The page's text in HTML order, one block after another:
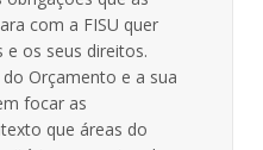
com a FISU quer
os seus direitos.
Orçamento e a sua
focar as
que áreas do